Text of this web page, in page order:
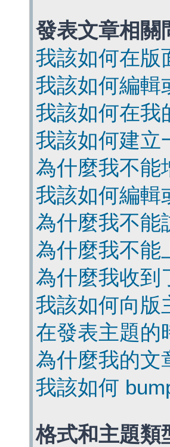
發表文章相關
我該如何在版
我該如何編輯
我該如何在我
我該如何建立
為什麼我不能
我該如何編輯
為什麼我不能
為什麼我不能
為什麼我收到
我該如何向版
在發表主題的
為什麼我的文
我該如何
格式和主題類